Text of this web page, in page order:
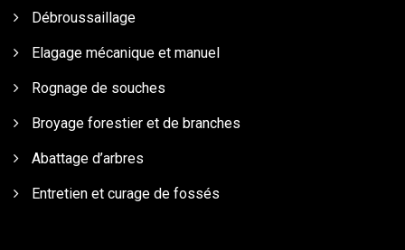
Débroussaillage
Elagage mécanique et manuel
Rognage de souches
Broyage forestier et de branches
Abattage d’arbres
Entretien et curage de fossés